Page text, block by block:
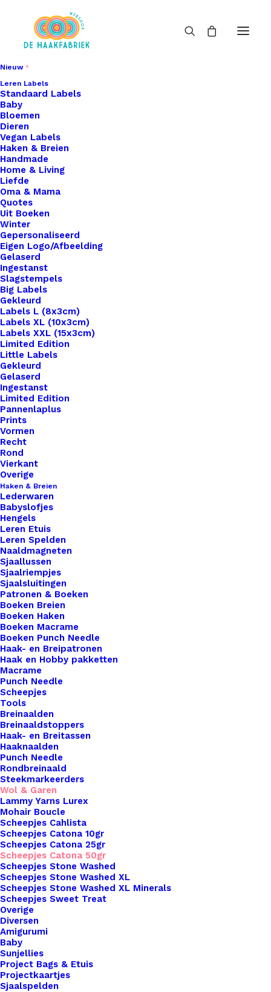
Nieuw
Leren Labels
Standaard Labels
Baby
Bloemen
Dieren
Vegan Labels
Haken & Breien
Handmade
Home & Living
Liefde
Oma & Mama
Quotes
Uit Boeken
Winter
Gepersonaliseerd
Eigen Logo/Afbeelding
Gelaserd
Ingestanst
Slagstempels
Big Labels
Gekleurd
Labels L (8x3cm)
Labels XL (10x3cm)
Labels XXL (15x3cm)
Limited Edition
Little Labels
Gekleurd
Gelaserd
Ingestanst
Limited Edition
Pannenlaplus
Prints
Vormen
Recht
Rond
Vierkant
Overige
Haken & Breien
Lederwaren
Babyslofjes
Hengels
Leren Etuis
Leren Spelden
Naaldmagneten
Sjaallussen
Sjaalriempjes
Sjaalsluitingen
Patronen & Boeken
Boeken Breien
Boeken Haken
Boeken Macrame
Boeken Punch Needle
Haak- en Breipatronen
Haak en Hobby pakketten
Macrame
Punch Needle
Scheepjes
Tools
Breinaalden
Breinaaldstoppers
Haak- en Breitassen
Haaknaalden
Punch Needle
Rondbreinaald
Steekmarkeerders
Wol & Garen
Lammy Yarns Lurex
Mohair Boucle
Scheepjes Cahlista
Scheepjes Catona 10gr
Scheepjes Catona 25gr
Scheepjes Catona 50gr
Scheepjes Stone Washed
Scheepjes Stone Washed XL
Scheepjes Stone Washed XL Minerals
Scheepjes Sweet Treat
Overige
Diversen
Amigurumi
Baby
Sunjellies
Project Bags & Etuis
Projectkaartjes
Sjaalspelden
Home
Haken & Breien
Scheepjes Catona 501 Anthracite
Scheepjes Catona
501 Anthracite
€
Catona 50 is een 100% gemerceriseerde katoenen
garen. Geschikt om mee te haken, te breien, voor
bijvoorbeeld mochila tassen en amigurumi haken.
Naaldgebruik 2,5 – 3,5.
10 op voorraad
Scheepjes
Catona
501
Anthracite
aantal
Toevoegen aan winkelwagen
Toevoegen aan verlanglijst
Artikelnummer
Categorie
Naalddikte
Kleur
Binnen 1-3 werkdagen verzonden
Veilig betalen
Unieke en kwaliteitsproducten
Overzicht
Nog meer leuks!